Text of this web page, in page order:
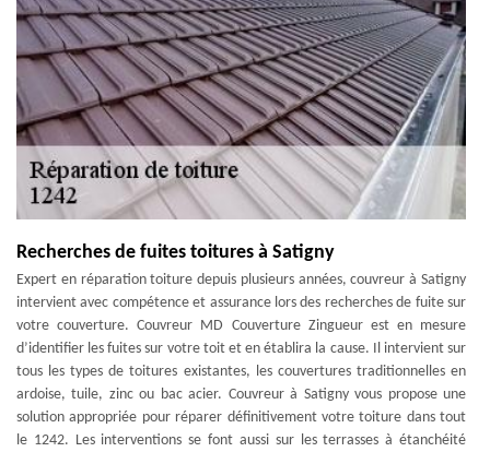
Recherches de fuites toitures à Satigny
Expert en réparation toiture depuis plusieurs années, couvreur à Satigny
intervient avec compétence et assurance lors des recherches de fuite sur
votre couverture. Couvreur MD Couverture Zingueur est en mesure
d’identifier les fuites sur votre toit et en établira la cause. Il intervient sur
tous les types de toitures existantes, les couvertures traditionnelles en
ardoise, tuile, zinc ou bac acier. Couvreur à Satigny vous propose une
solution appropriée pour réparer définitivement votre toiture dans tout
le 1242. Les interventions se font aussi sur les terrasses à étanchéité